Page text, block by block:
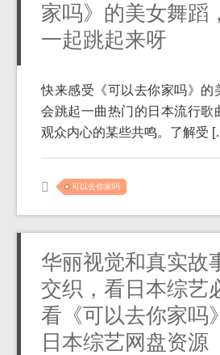
家吗》的美女舞蹈，
一起跳起来呀
快来感受《可以去你家吗》的
会跳起一曲热门的日本流行歌
观众内心的某些共鸣。了解受
可以去你家吗
华丽视觉和真实故
交织，看日本综艺
看《可以去你家吗》
日本综艺网盘资源